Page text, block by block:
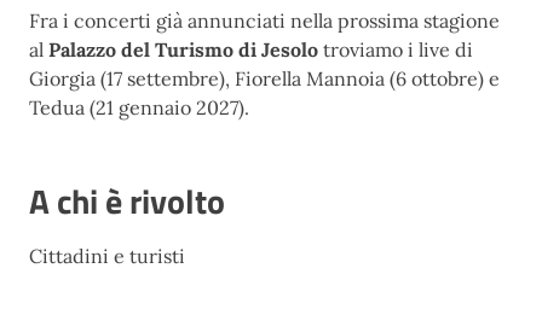
Fra i concerti già annunciati nella prossima stagione
al Palazzo del Turismo di Jesolo troviamo i live di
Giorgia (17 settembre), Fiorella Mannoia (6 ottobre) e
Tedua (21 gennaio 2027).
A chi è rivolto
Cittadini e turisti